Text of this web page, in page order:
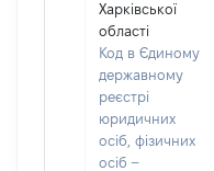
Харківської
області
Код в Єдиному
державному
реєстрі
юридичних
осіб, фізичних
осіб –